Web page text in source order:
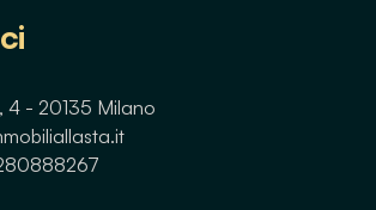
4 - 20135 Milano